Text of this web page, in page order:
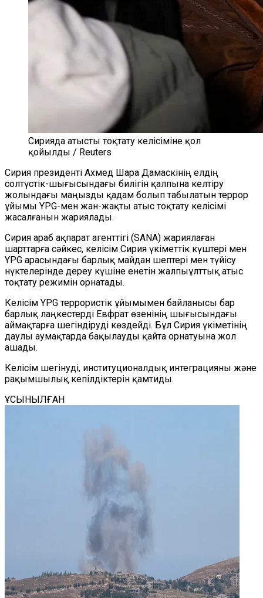
Сирияда атысты тоқтату келісіміне қол
қойылды / Reuters
Сирия президенті Ахмед Шара Дамаскінің елдің
солтүстік-шығысындағы билігін қалпына келтіру
жолындағы маңызды қадам болып табылатын террор
ұйымы YPG-мен жан-жақты атыс тоқтату келісімі
жасалғанын жариялады.
Сирия араб ақпарат агенттігі (SANA) жариялаған
шарттарға сәйкес, келісім Сирия үкіметтік күштері мен
YPG арасындағы барлық майдан шептері мен түйісу
нүктелерінде дереу күшіне енетін жалпыұлттық атыс
тоқтату режимін орнатады.
Келісім YPG террористік ұйымымен байланысы бар
барлық лаңкестерді Евфрат өзенінің шығысындағы
аймақтарға шегіндіруді көздейді. Бұл Сирия үкіметінің
даулы аумақтарда бақылауды қайта орнатуына жол
ашады.
Келісім шегінуді, институционалдық интеграцияны және
рақымшылық кепілдіктерін қамтиды.
ҰСЫНЫЛҒАН